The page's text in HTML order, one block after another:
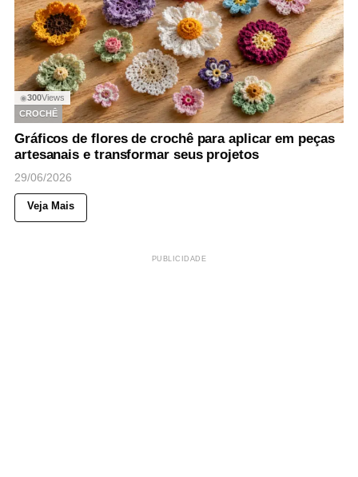
◉300Views
CROCHÊ
Gráficos de flores de crochê para aplicar em peças
artesanais e transformar seus projetos
29/06/2026
Veja Mais
PUBLICIDADE